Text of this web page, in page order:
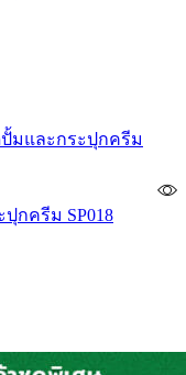
กครีม SP018